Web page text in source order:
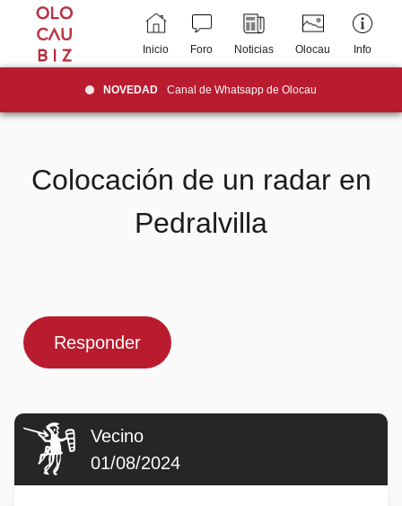
Inicio Foro Noticias Olocau Info
NOVEDAD Canal de Whatsapp de Olocau
Colocación de un radar en
Pedralvilla
Responder
Vecino
01/08/2024